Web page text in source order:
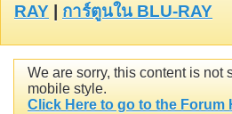
RAY
การ์ตูนใน BLU-RAY
We are sorry, this content is not
mobile style.
Click Here to go to the Forum